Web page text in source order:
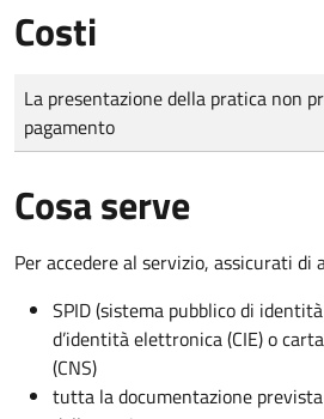
Costi
Tipo di pagamento
Importo
La presentazione della pratica non
pagamento
Cosa serve
Per accedere al servizio, assicurati di
SPID (sistema pubblico di
d’identità elettronica (CIE) o
(CNS)
tutta la documentazione